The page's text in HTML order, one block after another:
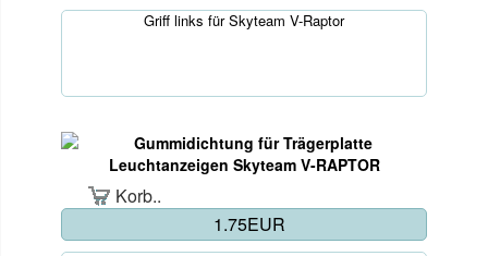
Griff links für Skyteam V-Raptor
Korb..
1.75EUR